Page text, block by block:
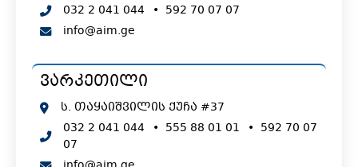
032 2 041 044 • 592 70 07 07
info@aim.ge
ვარკეთილი
ს. თაყაიშვილის ქუჩა #37
032 2 041 044 • 555 88 01 01 • 592 70 07
07